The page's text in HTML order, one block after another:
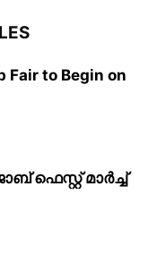
Fair to Begin on
ഫെസ്റ്റ് മാര്‍ച്ച്